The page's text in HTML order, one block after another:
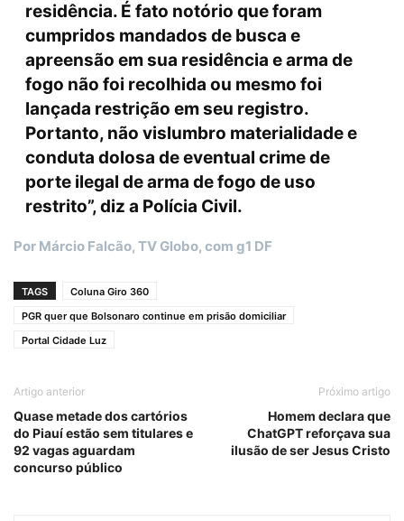
residência. É fato notório que foram
cumpridos mandados de busca e
apreensão em sua residência e arma de
fogo não foi recolhida ou mesmo foi
lançada restrição em seu registro.
Portanto, não vislumbro materialidade e
conduta dolosa de eventual crime de
porte ilegal de arma de fogo de uso
restrito”, diz a Polícia Civil.
Por Márcio Falcão, TV Globo, com g1 DF
TAGS
Coluna Giro 360
PGR quer que Bolsonaro continue em prisão domiciliar
Portal Cidade Luz
Artigo anterior
Quase metade dos cartórios
do Piauí estão sem titulares e
92 vagas aguardam
concurso público
Próximo artigo
Homem declara que
ChatGPT reforçava sua
ilusão de ser Jesus Cristo